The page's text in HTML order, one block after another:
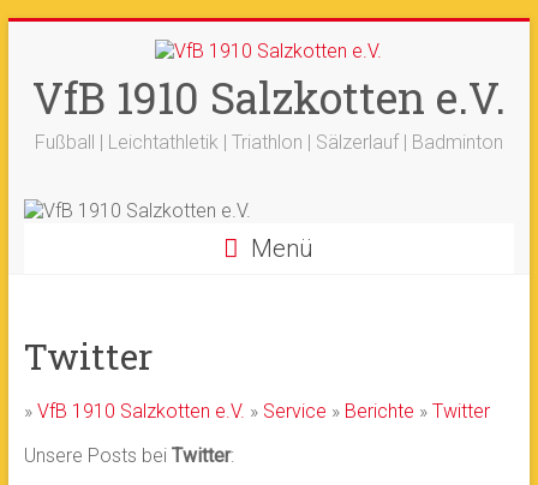
springen
VfB 1910 Salzkotten e.V.
Fußball | Leichtathletik | Triathlon | Sälzerlauf | Badminton
Menü
Twitter
» VfB 1910 Salzkotten e.V. » Service » Berichte » Twitter
Unsere Posts bei Twitter:
+++ 21-03. -33. Sälzerlauf+++
Ergebnisse +++ Beitrag vom saelzer.tv
ist online
+++ Fotos sind online+++
+++ 18.-19.04. -Werfertage +++
Ok!